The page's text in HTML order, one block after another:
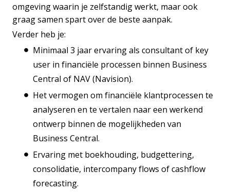
omgeving waarin je zelfstandig werkt, maar ook
graag samen spart over de beste aanpak.
Verder heb je:
Minimaal 3 jaar ervaring als consultant of key
user in financiële processen binnen Business
Central of NAV (Navision).
Het vermogen om financiële klantprocessen te
analyseren en te vertalen naar een werkend
ontwerp binnen de mogelijkheden van
Business Central.
Ervaring met boekhouding, budgettering,
consolidatie, intercompany flows of cashflow
forecasting.